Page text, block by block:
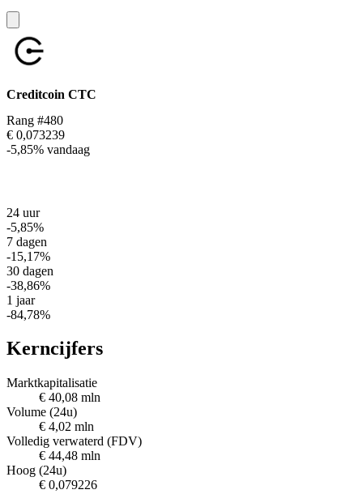
Creditcoin CTC
Rang #480
€ 0,073239
-5,85% vandaag
24 uur
-5,85%
7 dagen
-15,17%
30 dagen
-38,86%
1 jaar
-84,78%
Kerncijfers
Marktkapitalisatie
€ 40,08 mln
Volume (24u)
€ 4,02 mln
Volledig verwaterd (FDV)
€ 44,48 mln
Hoog (24u)
€ 0,079226